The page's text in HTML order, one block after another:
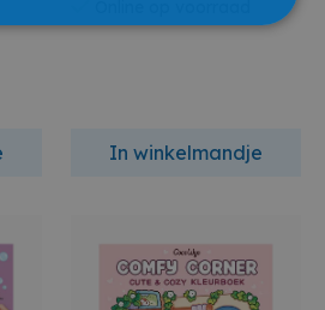
In winkelmandje